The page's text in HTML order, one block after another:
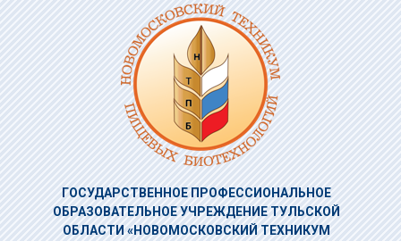
ГОСУДАРСТВЕННОЕ ПРОФЕССИОНАЛЬНОЕ
ОБРАЗОВАТЕЛЬНОЕ УЧРЕЖДЕНИЕТУЛЬСКОЙ
ОБЛАСТИ «НОВОМОСКОВСКИЙ ТЕХНИКУМ